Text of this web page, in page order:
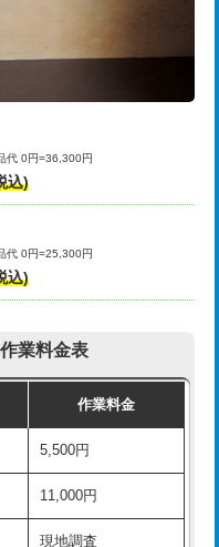
55,000円
38,500円
38,500円
22,000円
11,000円
33,000円
22,000円+材料費
代 0円=36,300円
込)
代 0円=25,300円
込)
業料金表
作業料金
5,500円
11,000円
現地調査